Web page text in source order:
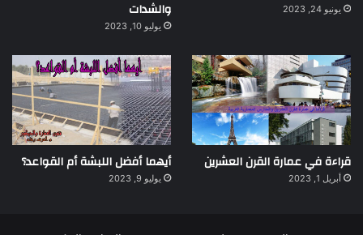
يونيو 24, 2023
والشدات
يوليو 10, 2023
قراءة في عمارة القرن العشرين
أبريل 1, 2023
أيهما أفضل اللبشة أم القواعد؟
يوليو 9, 2023